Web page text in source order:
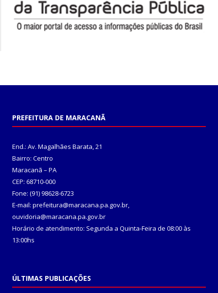
PREFEITURA DE MARACANÃ
End.: Av. Magalhães Barata, 21
Bairro: Centro
Maracanã – PA
CEP: 68710-000
Fone: (91) 98628-6723
E-mail: prefeitura@maracana.pa.gov.br,
ouvidoria@maracana.pa.gov.br
Horário de atendimento: Segunda a Quinta-Feira de 08:00 às
13:00hs
ÚLTIMAS PUBLICAÇÕES